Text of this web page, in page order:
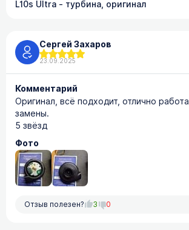
L10s Ultra - турбина, оригинал
Сергей Захаров
23.09.2025
Комментарий
Оригинал, всё подходит, отлично
замены.
5 звёзд
Фото
Отзыв полезен? 3 0